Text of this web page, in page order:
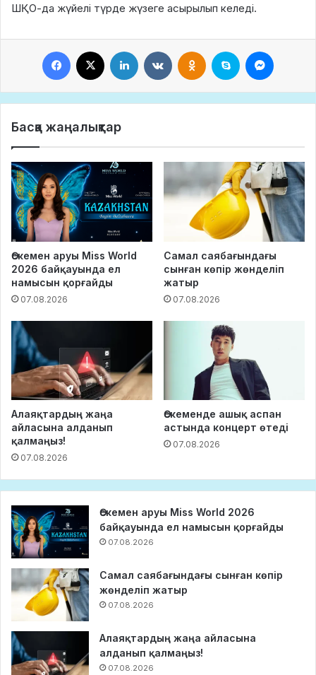
ШҚО-да жүйелі түрде жүзеге асырылып келеді.
Facebook LinkedIn VKontakteOdnoklassniki
Skype
Басқа жаңалықтар
Өскемен аруы Miss World
2026 байқауында ел
намысын қорғайды
07.08.2026
Самал саябағындағы
сынған көпір жөнделіп
жатыр
07.08.2026
Алаяқтардың жаңа
айласына алданып
қалмаңыз!
07.08.2026
Өскеменде ашық аспан
астында концерт өтеді
07.08.2026
Өскемен аруы Miss World 2026
байқауында ел намысын қорғайды
07.08.2026
Самал саябағындағы сынған көпір
жөнделіп жатыр
07.08.2026
Алаяқтардың жаңа айласына
алданып қалмаңыз!
07.08.2026